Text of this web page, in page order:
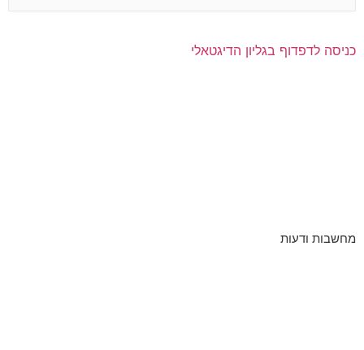
כניסה לדפדוף בגליון הדיגטאלי
מחשבות ודעות